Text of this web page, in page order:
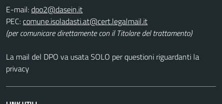
E-mail:
PEC:
(per comunicare direttamente con il Titolare del trattamento)
La mail del DPO va usata SOLO per questioni riguardanti la
privacy